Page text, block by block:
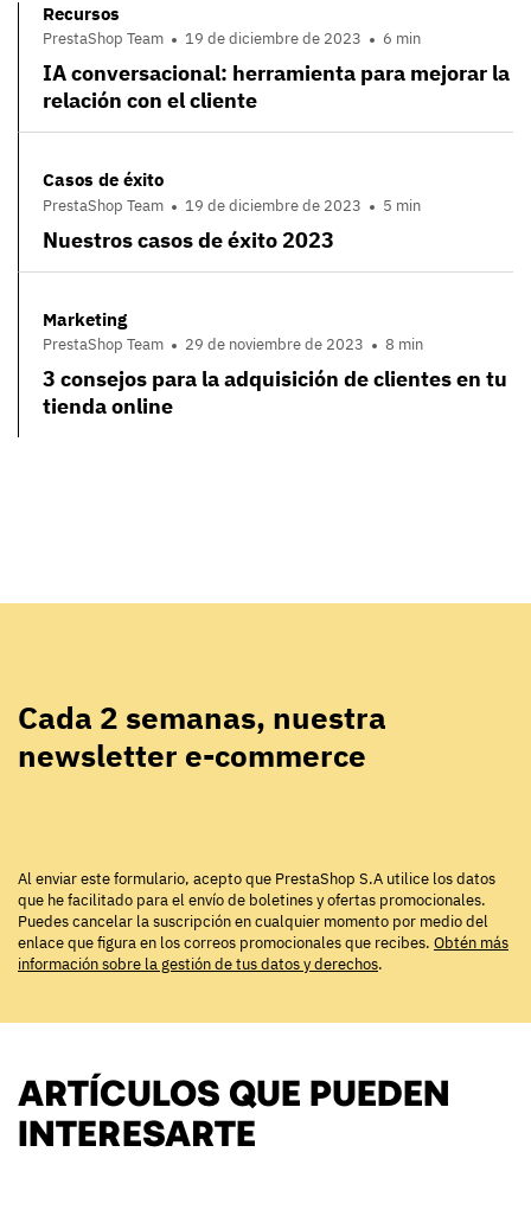
Recursos
PrestaShop Team 19 de diciembre de 2023 6 min
IA conversacional: herramienta para mejorar la
relación con el cliente
Casos de éxito
PrestaShop Team 19 de diciembre de 2023 5 min
Nuestros casos de éxito 2023
Marketing
PrestaShop Team 29 de noviembre de 2023 8 min
3 consejos para la adquisición de clientes en tu
tienda online
Cada 2 semanas, nuestra
newsletter e-commerce
Al enviar este formulario, acepto que PrestaShop S.A utilice los datos
que he facilitado para el envío de boletines y ofertas promocionales.
Puedes cancelar la suscripción en cualquier momento por medio del
enlace que figura en los correos promocionales que recibes. Obtén más
información sobre la gestión de tus datos y derechos.
ARTÍCULOS QUE PUEDEN
INTERESARTE